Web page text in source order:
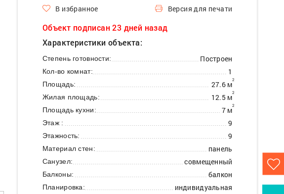
В избранное
Версия для печати
Объект подписан 23 дней назад
Характеристики объекта:
Степень готовности: Построен
Кол-во комнат: 1
Площадь: 27.6 м2
Жилая площадь: 12.5 м2
Площадь кухни: 7 м2
Этаж : 9
Этажность: 9
Материал стен: панель
Санузел: совмещенный
Балконы: балкон
Планировка: индивидуальная